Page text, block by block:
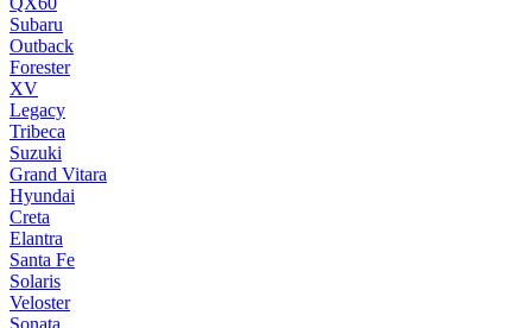
Subaru
Outback
Forester
XV
Legacy
Tribeca
Suzuki
Grand Vitara
Hyundai
Creta
Elantra
Santa Fe
Solaris
Veloster
Sonata